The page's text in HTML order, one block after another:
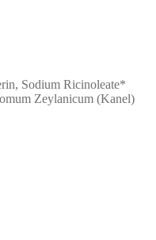
Sodium Ricinoleate*
Zeylanicum (Kanel)